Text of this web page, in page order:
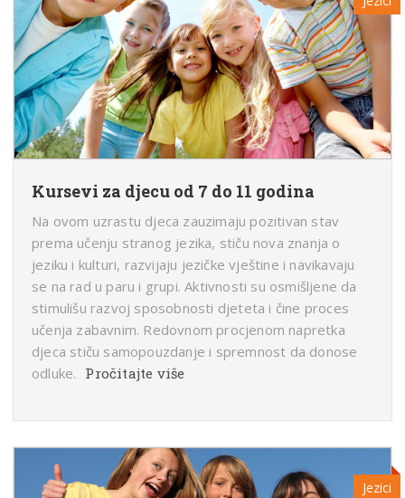
Kursevi za djecu od 7 do 11 godina
Na ovom uzrastu djeca zauzimaju pozitivan stav
prema učenju stranog jezika, stiču nova znanja o
jeziku i kulturi, razvijaju jezičke vještine i navikavaju
se na rad u paru i grupi. Aktivnosti su osmišljene da
stimulišu razvoj sposobnosti djeteta i čine proces
učenja zabavnim. Redovnom procjenom napretka
djeca stiču samopouzdanje i spremnost da donose
odluke. Pročitajte više
Jezici